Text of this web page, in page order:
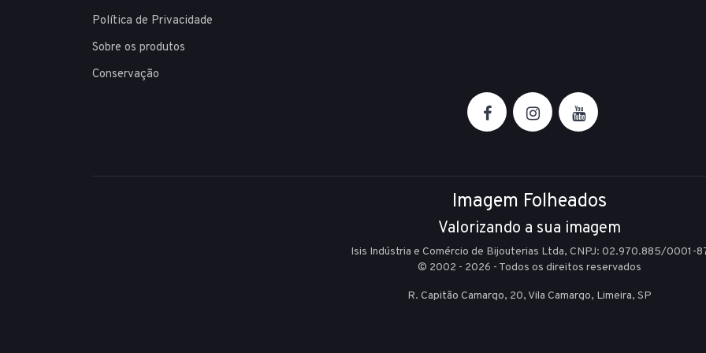
Política de Privacidade
Sobre os produtos
Conservação
Imagem Folheados
Valorizando a sua imagem
Isis Indústria e Comércio de Bijouterias Ltda, CNPJ: 02.970.885/0001-
© 2002 - 2026 - Todos os direitos reservados
R. Capitão Camargo, 20, Vila Camargo, Limeira, SP